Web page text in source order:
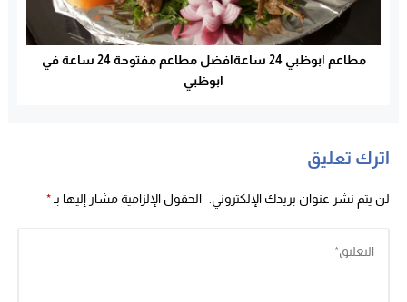
مطاعم ابوظبي 24 ساعةافضل مطاعم مفتوحة 24 ساعة في
ابوظبي
اترك تعليق
لن يتم نشر عنوان بريدك الإلكتروني. الحقول الإلزامية مشار إليها بـ *